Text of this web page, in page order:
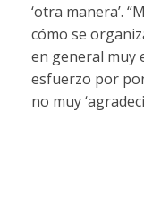
‘otra manera’.
cómo se
en general muy
esfuerzo por
no muy